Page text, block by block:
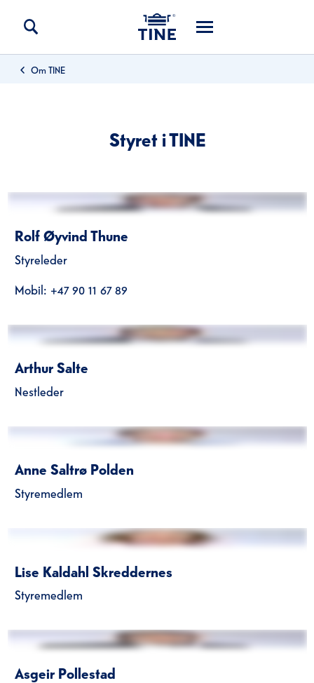
Om TINE
Styret i TINE
Rolf Øyvind Thune
Styreleder
Mobil: +47 90 11 67 89
Arthur Salte
Nestleder
Anne Saltrø Polden
Styremedlem
Lise Kaldahl Skreddernes
Styremedlem
Asgeir Pollestad